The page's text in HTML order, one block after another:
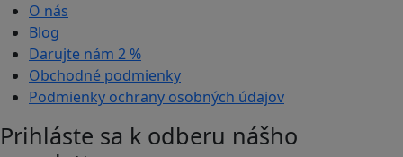
O nás
Blog
Darujte nám 2 %
Obchodné podmienky
Podmienky ochrany osobných údajov
Prihláste sa k odberu nášho